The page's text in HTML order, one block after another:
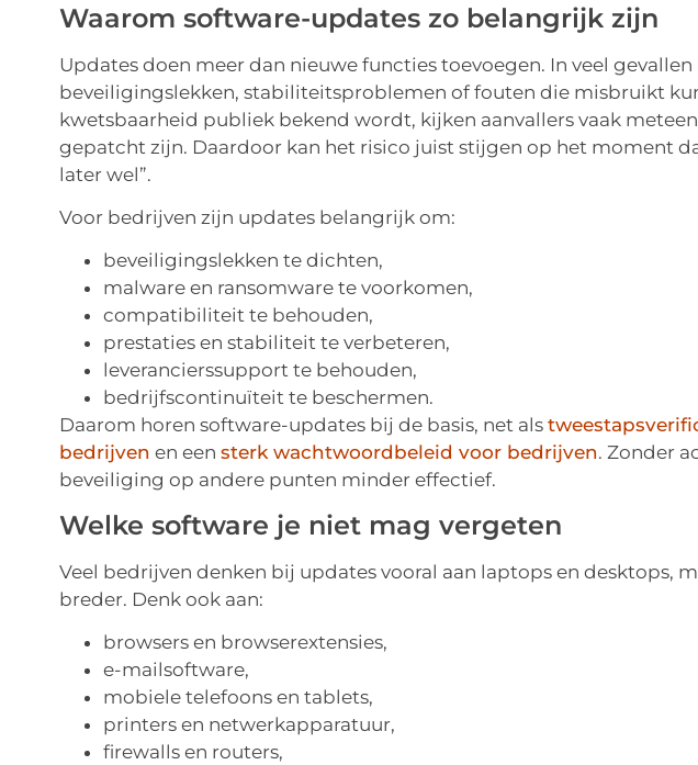
Waarom software-updates zo belangrijk zijn
Updates doen meer dan nieuwe functies toevoegen. In veel gevallen
beveiligingslekken, stabiliteitsproblemen of fouten die misbruikt
kwetsbaarheid publiek bekend wordt, kijken aanvallers vaak
gepatcht zijn. Daardoor kan het risico juist stijgen op het moment
later wel”.
Voor bedrijven zijn updates belangrijk om:
beveiligingslekken te dichten,
malware en ransomware te voorkomen,
compatibiliteit te behouden,
prestaties en stabiliteit te verbeteren,
leverancierssupport te behouden,
bedrijfscontinuïteit te beschermen.
Daarom horen software-updates bij de basis, net als
bedrijven en een sterk wachtwoordbeleid voor bedrijven. Zonder
beveiliging op andere punten minder effectief.
Welke software je niet mag vergeten
Veel bedrijven denken bij updates vooral aan laptops en desktops,
breder. Denk ook aan:
browsers en browserextensies,
e-mailsoftware,
mobiele telefoons en tablets,
printers en netwerkapparatuur,
firewalls en routers,